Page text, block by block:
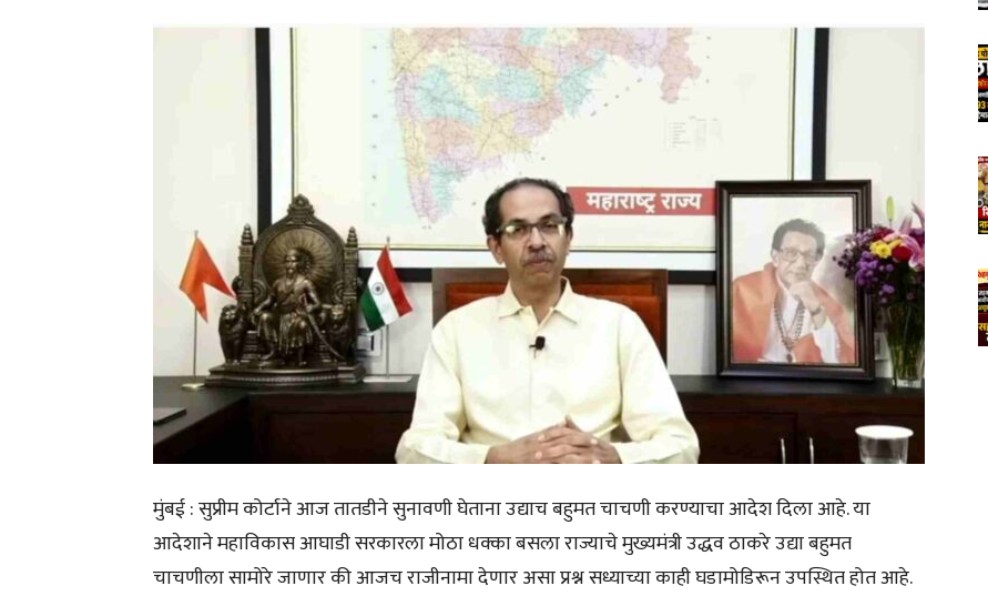
मुंबई : सुप्रीम कोर्टाने आज तातडीने सुनावणी घेताना उद्याच बहुमत चाचणी करण्याचा आदेश दिला आहे. या
आदेशाने महाविकास आघाडी सरकारला मोठा धक्का बसला राज्याचे मुख्यमंत्री उद्धव ठाकरे उद्या बहुमत
चाचणीला सामोरे जाणार की आजच राजीनामा देणार असा प्रश्न सध्याच्या काही घडामोडिरून उपस्थित होत आहे.